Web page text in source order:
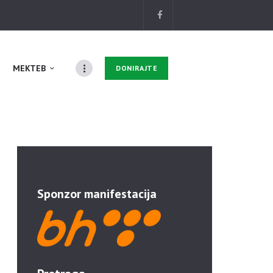
MEKTEB DONIRAJTE
Sponzor manifestacija